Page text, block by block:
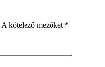
A kötelező mezőket *